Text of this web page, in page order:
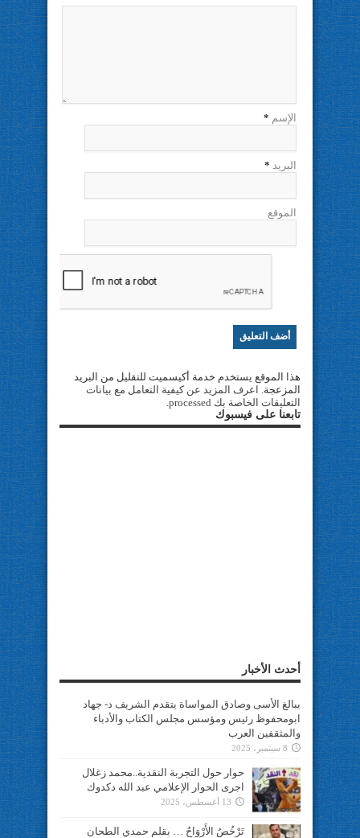
الإسم *
البريد *
الموقع
هذا الموقع يستخدم خدمة أكيسميت للتقليل من البريد
المزعجة.
اعرف المزيد عن كيفية التعامل مع بيانات
التعليقات الخاصة بك processed
تابعنا على فيسبوك
أحدث الأخبار
ببالغ الأسى وصادق المواساة يتقدم الشريف د- جهاد
ابومحفوظ رئيس ومؤسس مجلس الكتاب والأدباء
والمثقفين العرب
8 سبتمبر، 2025
حوار حول التجربة النقدية..محمد زغلال
اجرى الحوار الإعلامي عبد الله دكدوك
13 أغسطس، 2025
تَرْخُصُ الأَرْوَاحُ … بقلم حمدي الطحان